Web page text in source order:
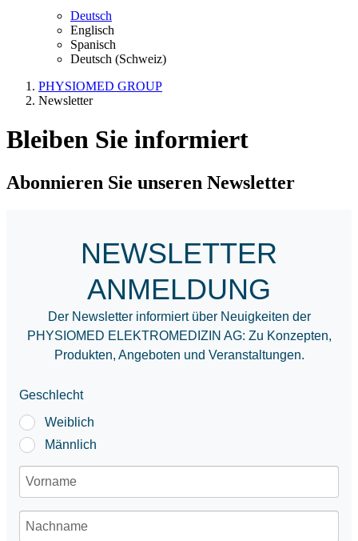
Deutsch
Englisch
Spanisch
Deutsch (Schweiz)
PHYSIOMED GROUP
Newsletter
Bleiben Sie informiert
Abonnieren Sie unseren Newsletter
NEWSLETTER
ANMELDUNG
Der Newsletter informiert über Neuigkeiten der
PHYSIOMED ELEKTROMEDIZIN AG: Zu Konzepten,
Produkten, Angeboten und Veranstaltungen.
Geschlecht
Weiblich
Männlich